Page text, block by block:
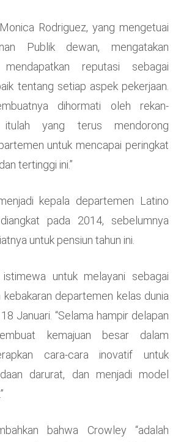
Rodriguez, yang mengetuai
Publik dewan, mengatakan
reputasi sebagai
tentang setiap aspek pekerjaan.
dihormati oleh rekan-
itulah yang terus mendorong
untuk mencapai peringkat
tertinggi ini.”
kepala departemen Latino
pada 2014, sebelumnya
untuk pensiun tahun ini.
istimewa untuk melayani sebagai
departemen kelas dunia
18 Januari. “Selama hampir delapan
kemajuan besar dalam
cara-cara inovatif untuk
darurat, dan menjadi model
bahwa Crowley “adalah